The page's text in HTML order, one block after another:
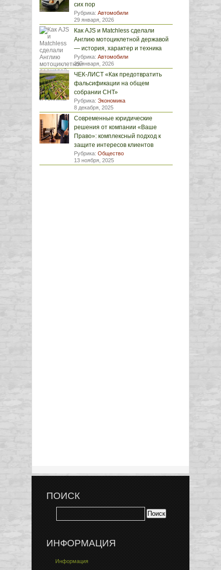
сих пор
Рубрика: Автомобили
29 января, 2026
Как AJS и Matchless сделали
Англию мотоциклетной державой
— история, характер и техника
Рубрика: Автомобили
29 января, 2026
ЧЕК-ЛИСТ «Как предотвратить
фальсификации на общем
собрании СНТ»
Рубрика: Экономика
8 декабря, 2025
Современные юридические
решения от компании «Ваше
Право»: комплексный подход к
защите интересов клиентов
Рубрика: Общество
13 ноября, 2025
ПОИСК
ИНФОРМАЦИЯ
Информация